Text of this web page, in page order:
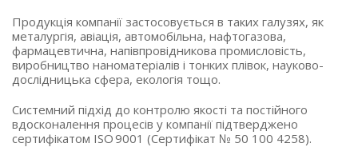
Продукція компанії застосовується в таких галузях, як
металургія, авіація, автомобільна, нафтогазова,
фармацевтична, напівпровідникова промисловість,
виробництво наноматеріалів і тонких плівок, науково-
дослідницька сфера, екологія тощо.
Системний підхід до контролю якості та постійного
вдосконалення процесів у компанії підтверджено
сертифікатом ISO 9001 (Сертифікат № 50 100 4258).